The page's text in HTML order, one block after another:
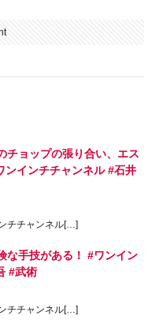
チョップの張り合い、エス
インチチャンネル #石井
チチャンネル[…]
な手技がある！ #ワンイン
#武術
チチャンネル[…]